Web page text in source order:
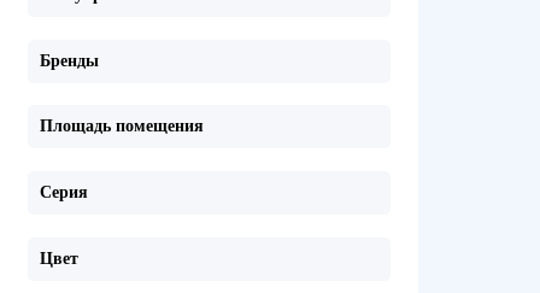
Бренды
Площадь помещения
Серия
Цвет